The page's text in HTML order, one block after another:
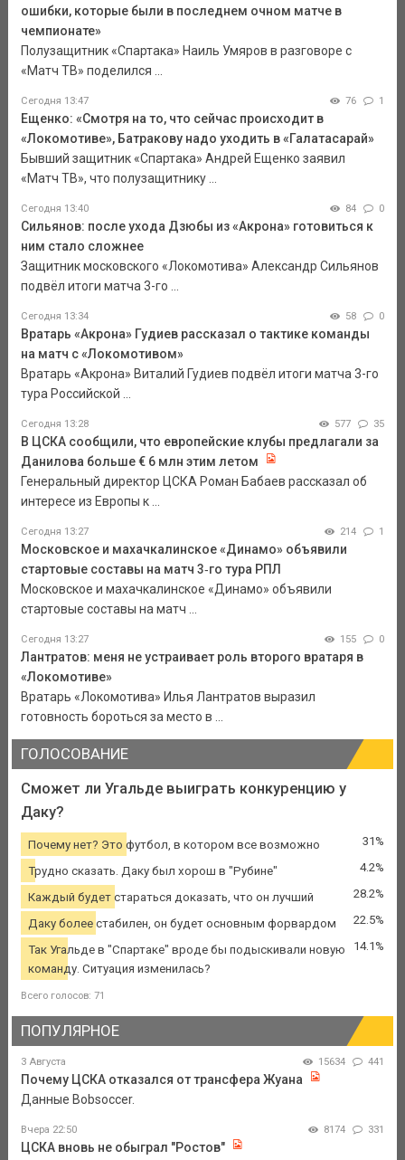
ошибки, которые были в последнем очном матче в
чемпионате»
Полузащитник «Спартака» Наиль Умяров в разговоре с
«Матч ТВ» поделился ...
Сегодня 13:47 76 1
Ещенко: «Смотря на то, что сейчас происходит в
«Локомотиве», Батракову надо уходить в «Галатасарай»
Бывший защитник «Спартака» Андрей Ещенко заявил
«Матч ТВ», что полузащитнику ...
Сегодня 13:40 84 0
Сильянов: после ухода Дзюбы из «Акрона» готовиться к
ним стало сложнее
Защитник московского «Локомотива» Александр Сильянов
подвёл итоги матча 3-го ...
Сегодня 13:34 58 0
Вратарь «Акрона» Гудиев рассказал о тактике команды
на матч с «Локомотивом»
Вратарь «Акрона» Виталий Гудиев подвёл итоги матча 3-го
тура Российской ...
Сегодня 13:28 577 35
В ЦСКА сообщили, что европейские клубы предлагали за
Данилова больше € 6 млн этим летом
Генеральный директор ЦСКА Роман Бабаев рассказал об
интересе из Европы к ...
Сегодня 13:27 214 1
Московское и махачкалинское «Динамо» объявили
стартовые составы на матч 3‑го тура РПЛ
Московское и махачкалинское «Динамо» объявили
стартовые составы на матч ...
Сегодня 13:27 155 0
Лантратов: меня не устраивает роль второго вратаря в
«Локомотиве»
Вратарь «Локомотива» Илья Лантратов выразил
готовность бороться за место в ...
ГОЛОСОВАНИЕ
Сможет ли Угальде выиграть конкуренцию у
Даку?
Почему нет? Это футбол, в котором все возможно 31%
Трудно сказать. Даку был хорош в "Рубине" 4.2%
Каждый будет стараться доказать, что он лучший 28.2%
Даку более стабилен, он будет основным форвардом 22.5%
Так Угальде в "Спартаке" вроде бы подыскивали новую
команду. Ситуация изменилась?
14.1%
Всего голосов: 71
ПОПУЛЯРНОЕ
3 Августа 15634 441
Почему ЦСКА отказался от трансфера Жуана
Данные Bobsoccer.
Вчера 22:50 8174 331
ЦСКА вновь не обыграл "Ростов"